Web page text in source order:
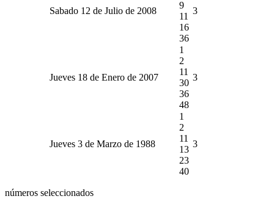
Sabado 12 de Julio de 2008
9
11
16
36
3
Jueves 18 de Enero de 2007
1
2
11
30
36
48
3
Jueves 3 de Marzo de 1988
1
2
11
13
23
40
3
números seleccionados